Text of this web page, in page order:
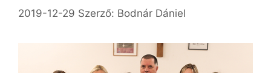
2019-12-29 Szerző: Bodnár Dániel